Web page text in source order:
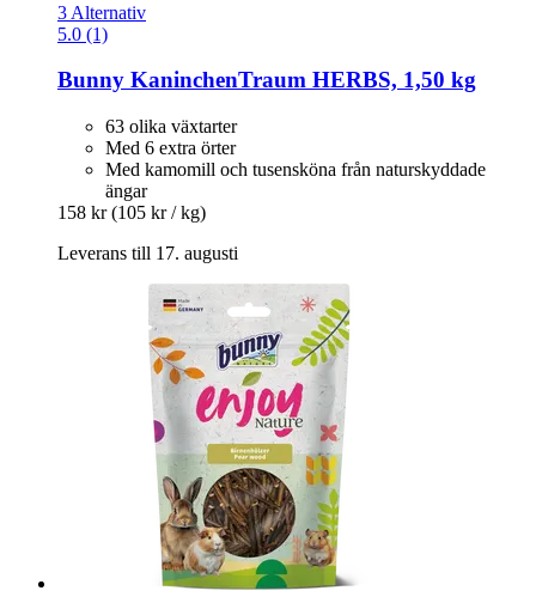
3 Alternativ
5.0 (1)
Bunny KaninchenTraum HERBS, 1,50 kg
63 olika växtarter
Med 6 extra örter
Med kamomill och tusensköna från naturskyddade
ängar
158 kr (105 kr / kg)
Leverans till 17. augusti